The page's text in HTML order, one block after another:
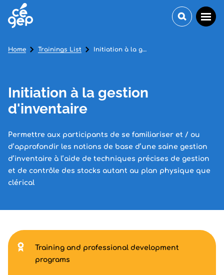
Initiation à la gestion
d'inventaire
Permettre aux participants de se familiariser et / ou
d’approfondir les notions de base d’une saine gestion
d’inventaire à l’aide de techniques précises de gestion
et de contrôle des stocks autant au plan physique que
clérical
Home Trainings List Initiation à la gestion d'inventaire
Training and professional development
programs